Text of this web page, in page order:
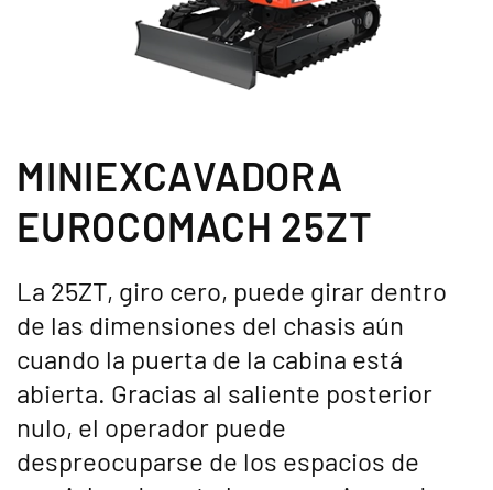
MINIEXCAVADORA
EUROCOMACH 25ZT
La 25ZT, giro cero, puede girar dentro
de las dimensiones del chasis aún
cuando la puerta de la cabina está
abierta. Gracias al saliente posterior
nulo, el operador puede
despreocuparse de los espacios de